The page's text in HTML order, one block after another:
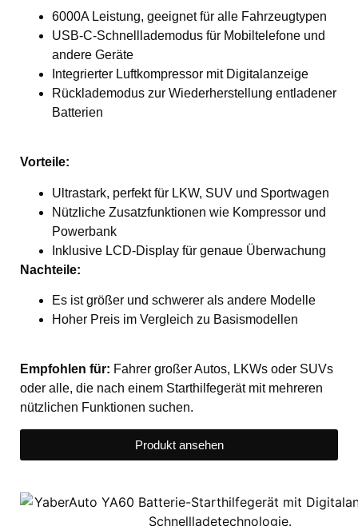
6000A Leistung, geeignet für alle Fahrzeugtypen
USB-C-Schnelllademodus für Mobiltelefone und
andere Geräte
Integrierter Luftkompressor mit Digitalanzeige
Rücklademodus zur Wiederherstellung entladener
Batterien
Vorteile:
Ultrastark, perfekt für LKW, SUV und Sportwagen
Nützliche Zusatzfunktionen wie Kompressor und
Powerbank
Inklusive LCD-Display für genaue Überwachung
Nachteile:
Es ist größer und schwerer als andere Modelle
Hoher Preis im Vergleich zu Basismodellen
Empfohlen für: Fahrer großer Autos, LKWs oder SUVs
oder alle, die nach einem Starthilfegerät mit mehreren
nützlichen Funktionen suchen.
Produkt ansehen